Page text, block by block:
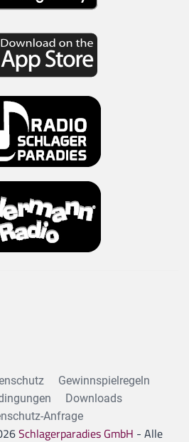
Gewinnspielregeln
Downloads
Anfrage
Schlagerparadies GmbH - Alle